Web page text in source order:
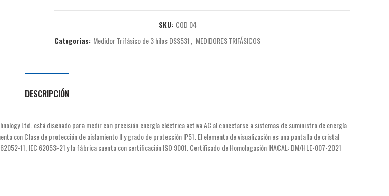
SKU: COD 04
Categorías: Medidor Trifásico de 3 hilos DSS531 MEDIDORES TRIFÁSICOS
DESCRIPCIÓN
Ltd. está diseñado para medir con precisión energía eléctrica activa AC al conectarse a sistemas de suministro de energía
con Clase de protección de aislamiento II y grado de protección IP51. El elemento de visualización es una pantalla de cristal
11, IEC 62053-21 y la fábrica cuenta con certificación ISO 9001. Certificado de Homologación INACAL: DM/HLE-007-2021